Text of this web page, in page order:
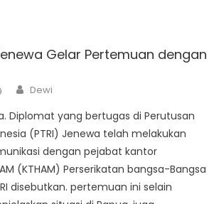
Gelar Pertemuan dengan
Author
Dewi
Diplomat yang bertugas di Perutusan
(PTRI) Jenewa telah melakukan
dengan pejabat kantor
(KTHAM) Perserikatan bangsa-Bangsa
disebutkan. pertemuan ini selain